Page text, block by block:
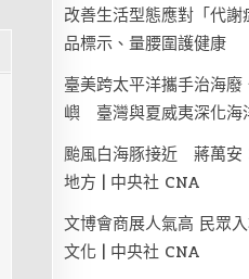
改善生活型態應對「代
品標示、量腰圍護健康
臺美跨太平洋攜手治海
嶼 臺灣與夏威夷深化海
颱風白海豚接近 蔣萬安
地方 | 中央社 CNA
文博會商展人氣高 民眾
文化 | 中央社 CNA